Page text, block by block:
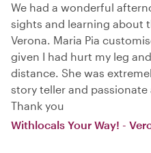
We had a wonderful
sights and learning about
Verona. Maria Pia
given I had hurt my leg
distance. She was
story teller and
Thank you
Withlocals Your Way! -